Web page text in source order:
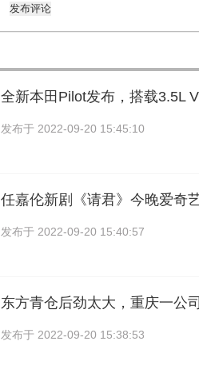
发布评论
全新本田Pilot发布，搭载3.5L
发布于 2022-09-20 15:45:10
任嘉伦新剧《请君》今晚爱奇
发布于 2022-09-20 15:40:57
东方青仓后劲太大，重庆一公
发布于 2022-09-20 15:38:53